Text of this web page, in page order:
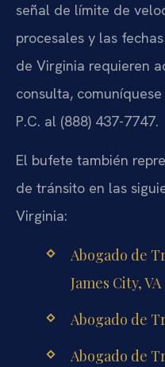
señal de límite de
procesales y las
de Virginia requieren
consulta, comuníquese
P.C. al (888) 437-7747.
El bufete también
de tránsito en las
Virginia:
Abogado de
James City, VA
Abogado de
Abogado de